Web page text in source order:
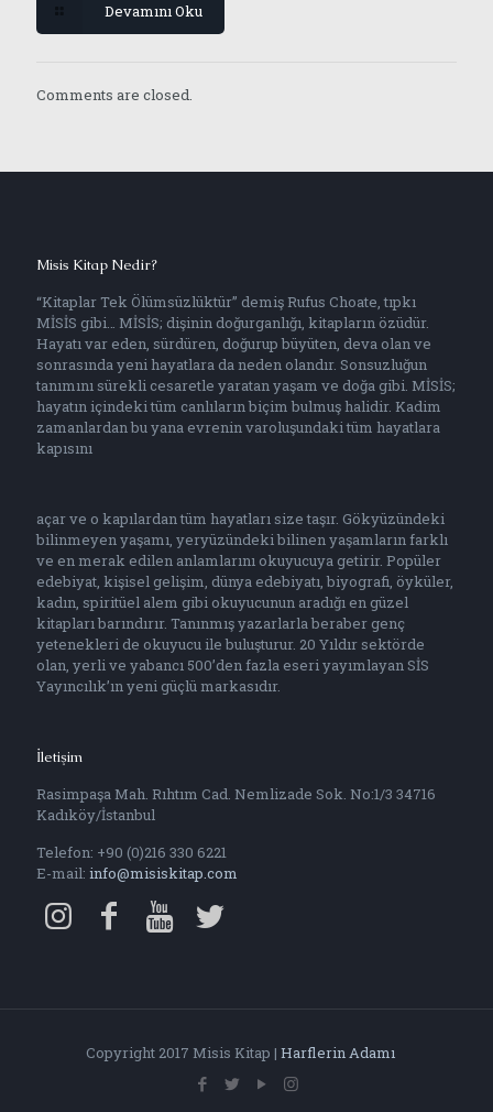
Devamını Oku
Comments are closed.
Misis Kitap Nedir?
“Kitaplar Tek Ölümsüzlüktür” demiş Rufus Choate, tıpkı
MİSİS gibi… MİSİS; dişinin doğurganlığı, kitapların özüdür.
Hayatı var eden, sürdüren, doğurup büyüten, deva olan ve
sonrasında yeni hayatlara da neden olandır. Sonsuzluğun
tanımını sürekli cesaretle yaratan yaşam ve doğa gibi. MİSİS;
hayatın içindeki tüm canlıların biçim bulmuş halidir. Kadim
zamanlardan bu yana evrenin varoluşundaki tüm hayatlara
kapısını
açar ve o kapılardan tüm hayatları size taşır. Gökyüzündeki
bilinmeyen yaşamı, yeryüzündeki bilinen yaşamların farklı
ve en merak edilen anlamlarını okuyucuya getirir. Popüler
edebiyat, kişisel gelişim, dünya edebiyatı, biyografi, öyküler,
kadın, spiritüel alem gibi okuyucunun aradığı en güzel
kitapları barındırır. Tanınmış yazarlarla beraber genç
yetenekleri de okuyucu ile buluşturur. 20 Yıldır sektörde
olan, yerli ve yabancı 500’den fazla eseri yayımlayan SİS
Yayıncılık’ın yeni güçlü markasıdır.
İletişim
Rasimpaşa Mah. Rıhtım Cad. Nemlizade Sok. No:1/3 34716
Kadıköy/İstanbul
Telefon: +90 (0)216 330 6221
E-mail: info@misiskitap.com
Copyright 2017 Misis Kitap | Harflerin Adamı